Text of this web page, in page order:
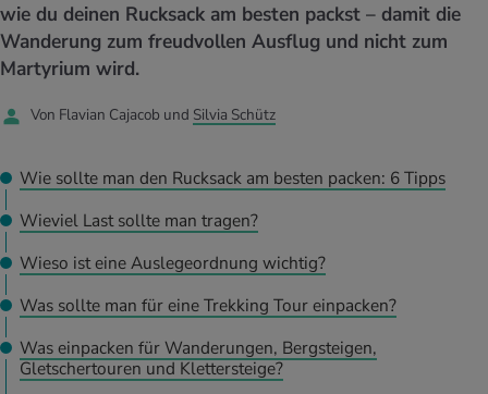
THEMEN IM BEREICH ERNÄHRUNG
BMI berechnen
Personal Health Coaching
THEMEN IM BEREICH BEWEGUNG
Kalorienverbrauch berechnen
THEMEN IM BEREICH ENTSPANNUNG
Glücklich sein
THEMEN IM BEREICH MEDIZIN
Mund- & Zahnpflege
Personal Health Coaching
THEMEN IM BEREICH SERVICES
Tools, Test & Quizze
wie du deinen Rucksack am besten packst – damit die
Wanderung zum freudvollen Ausflug und nicht zum
Martyrium wird.
Von Flavian Cajacob und Silvia Schütz
Wie sollte man den Rucksack am besten packen: 6 Tipps
Wieviel Last sollte man tragen?
Wieso ist eine Auslegeordnung wichtig?
Was sollte man für eine Trekking Tour einpacken?
Was einpacken für Wanderungen, Bergsteigen,
Gletschertouren und Klettersteige?